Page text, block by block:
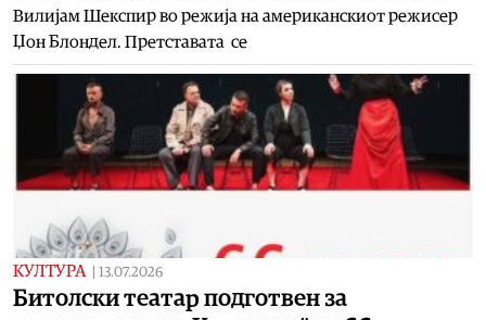
Вилијам Шекспир во режија на американскиот режисер
Џон Блондел. Претставата се
КУЛТУРА 13.07.2026
Битолски театар подготвен за